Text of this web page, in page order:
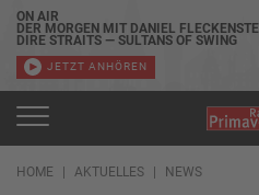
ON AIR
DER MORGEN MIT DANIEL
DIRE STRAITS — SULTANS OF SWING
JETZT ANHÖREN
HOME AKTUELLES NEWS